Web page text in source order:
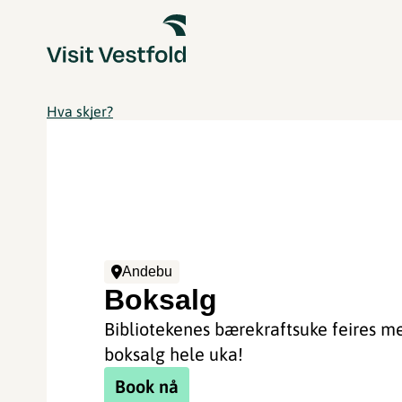
Hva skjer?
Andebu
Boksalg
Bibliotekenes bærekraftsuke feires
boksalg hele uka!
Book nå